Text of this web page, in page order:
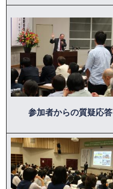
参加者からの質疑応答